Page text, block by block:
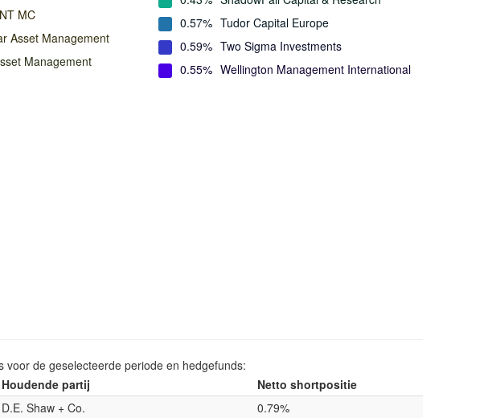
MC
Asset Management
Management
0.57% Tudor Capital Europe
0.59% Two Sigma Investments
0.55% Wellington Management International
voor de geselecteerde periode en hedgefunds:
Houdende partij
Netto shortpositie
D.E. Shaw + Co.
0.79%